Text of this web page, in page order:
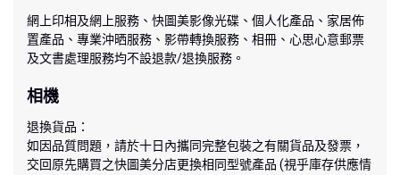
網上印相及網上服務、快圖美影像光碟、個人化產品、家居佈
置產品、專業沖晒服務、影帶轉換服務、相冊、心思心意郵票
及文書處理服務均不設退款/退換服務。
相機
退換貨品：
如因品質問題，請於十日內攜同完整包裝之有關貨品及發票，
交回原先購買之快圖美分店更換相同型號產品 (視乎庫存供應情